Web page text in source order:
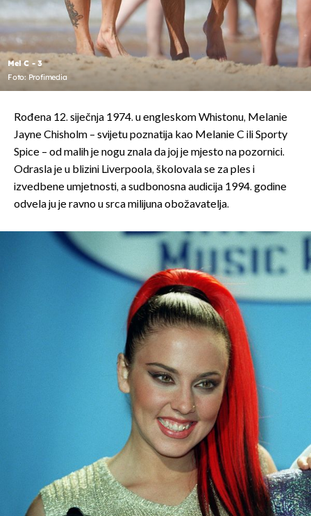
Mel C - 3
Foto: Profimedia
Rođena 12. siječnja 1974. u engleskom Whistonu, Melanie
Jayne Chisholm – svijetu poznatija kao Melanie C ili Sporty
Spice – od malih je nogu znala da joj je mjesto na pozornici.
Odrasla je u blizini Liverpoola, školovala se za ples i
izvedbene umjetnosti, a sudbonosna audicija 1994. godine
odvela ju je ravno u srca milijuna obožavatelja.